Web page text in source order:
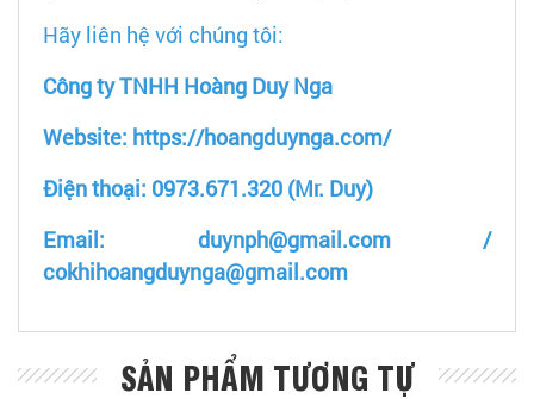
Hãy liên hệ với chúng tôi:
Công ty TNHH Hoàng Duy Nga
Website: https://hoangduynga.com/
Điện thoại: 0973.671.320 (Mr. Duy)
Email: duynph@gmail.com /
cokhihoangduynga@gmail.com
SẢN PHẨM TƯƠNG TỰ